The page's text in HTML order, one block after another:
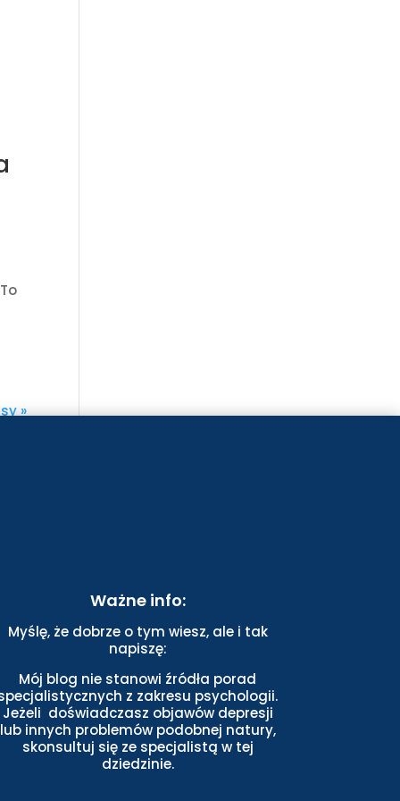
»
Ważne info:
Myślę, że dobrze o tym wiesz, ale i tak
napiszę:
Mój blog nie stanowi źródła porad
z zakresu psychologii.
Jeżeli doświadczasz objawów depresji
lub innych problemów podobnej natury,
skonsultuj się ze specjalistą w tej
dziedzinie.